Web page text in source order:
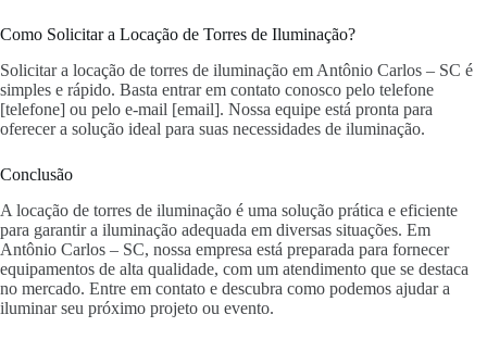
Como Solicitar a Locação de Torres de Iluminação?
Solicitar a locação de torres de iluminação em Antônio Carlos – SC é
simples e rápido. Basta entrar em contato conosco pelo telefone
[telefone] ou pelo e-mail [email]. Nossa equipe está pronta para
oferecer a solução ideal para suas necessidades de iluminação.
Conclusão
A locação de torres de iluminação é uma solução prática e eficiente
para garantir a iluminação adequada em diversas situações. Em
Antônio Carlos – SC, nossa empresa está preparada para fornecer
equipamentos de alta qualidade, com um atendimento que se destaca
no mercado. Entre em contato e descubra como podemos ajudar a
iluminar seu próximo projeto ou evento.